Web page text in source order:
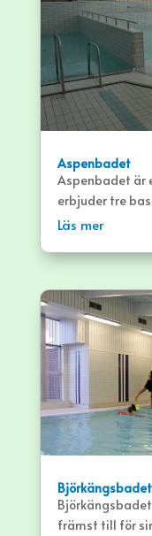
Aspenbadet
Aspenbadet är
erbjuder tre
även plaska i
Läs mer
Björkängsbadet
främst till för